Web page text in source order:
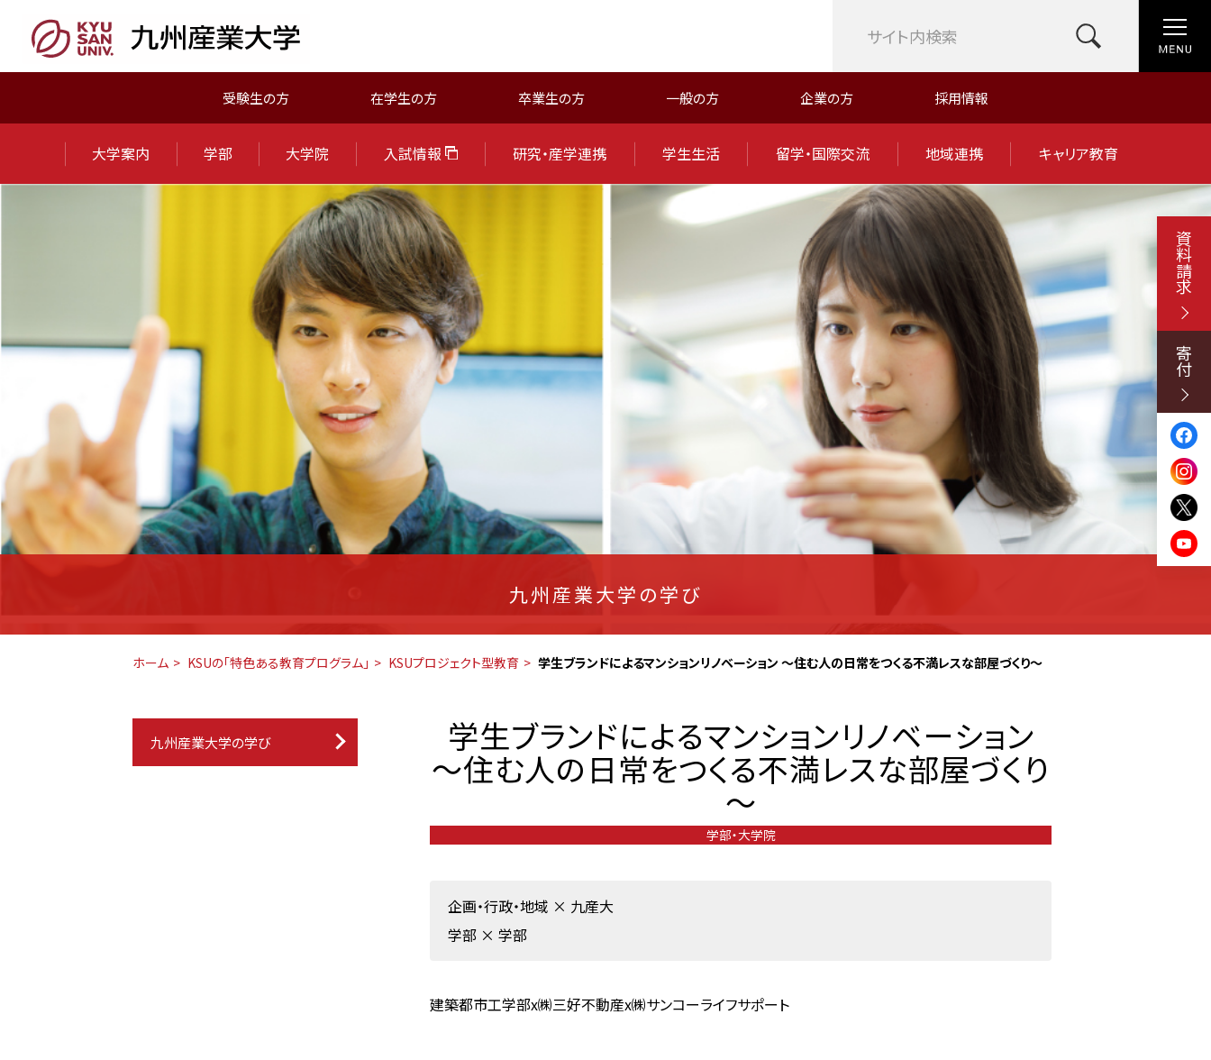
受験生の方 在学生の方 卒業生の方 一般の方 企業の方 採用情報
大学案内 学部 大学院 入試情報 研究・産学連携 学生生活 留学・国際交流 地域連携 キャリア教育
九州産業大学の学び
ホーム KSUの「特色ある教育プログラム」 KSUプロジェクト型教育 学生ブランドによるマンションリノベーション ～住む人の日常をつくる不満レスな部屋づくり～
学生ブランドによるマンションリノベーション
～住む人の日常をつくる不満レスな部屋づくり
～
学部・大学院
企画・行政・地域 × 九産大
学部 × 学部
建築都市工学部x㈱三好不動産x㈱サンコーライフサポート
九州産業大学の学び
資料請求
寄付